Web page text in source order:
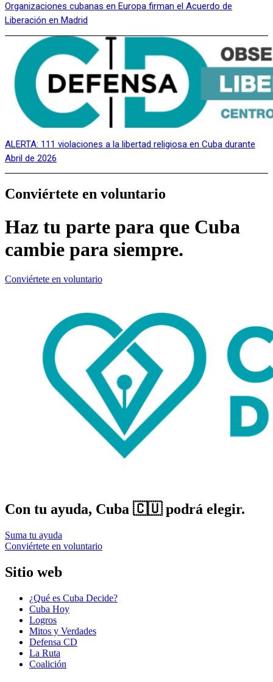
Organizaciones cubanas en Europa firman el Acuerdo de
Liberación en Madrid
ALERTA: 111 violaciones a la libertad religiosa en Cuba durante
Abril de 2026
Conviértete en voluntario
Haz tu parte para que Cuba
cambie para siempre.
Conviértete en voluntario
Con tu ayuda, Cuba 🇨🇺 podrá elegir.
Suma tu ayuda
Conviértete en voluntario
Sitio web
¿Qué es Cuba Decide?
Cuba Hoy
Logros
Mitos y Verdades
Defensa CD
La Ruta
Coalición